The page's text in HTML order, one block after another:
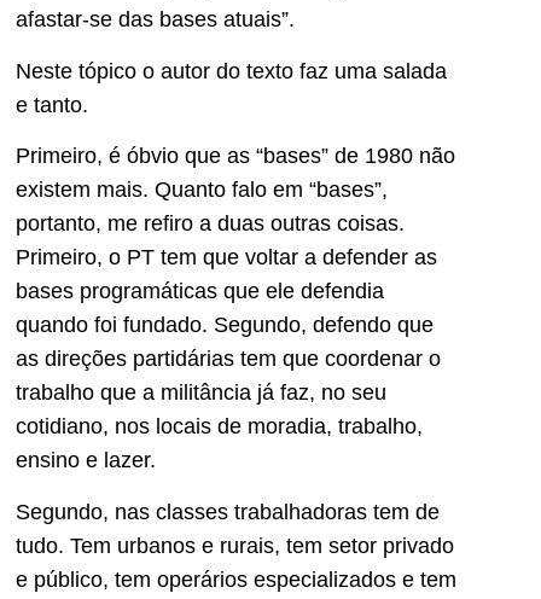
afastar-se das bases atuais”.
Neste tópico o autor do texto faz uma salada
e tanto.
Primeiro, é óbvio que as “bases” de 1980 não
existem mais. Quanto falo em “bases”,
portanto, me refiro a duas outras coisas.
Primeiro, o PT tem que voltar a defender as
bases programáticas que ele defendia
quando foi fundado. Segundo, defendo que
as direções partidárias tem que coordenar o
trabalho que a militância já faz, no seu
cotidiano, nos locais de moradia, trabalho,
ensino e lazer.
Segundo, nas classes trabalhadoras tem de
tudo. Tem urbanos e rurais, tem setor privado
e público, tem operários especializados e tem